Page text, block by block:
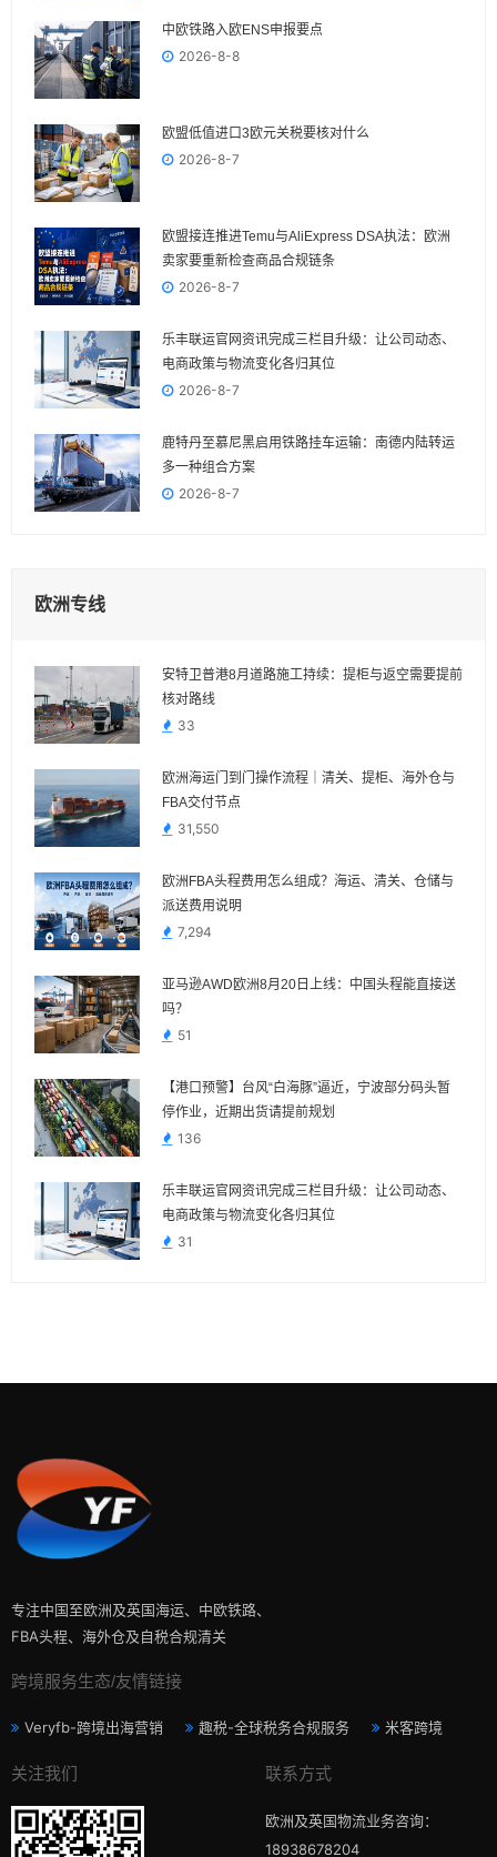
中欧铁路入欧ENS申报要点
2026-8-8
欧盟低值进口3欧元关税要核对什么
2026-8-7
欧盟接连推进Temu与AliExpress DSA执法：欧洲
卖家要重新检查商品合规链条
2026-8-7
乐丰联运官网资讯完成三栏目升级：让公司动态、
电商政策与物流变化各归其位
2026-8-7
鹿特丹至慕尼黑启用铁路挂车运输：南德内陆转运
多一种组合方案
2026-8-7
欧洲专线
安特卫普港8月道路施工持续：提柜与返空需要提前
核对路线
33
欧洲海运门到门操作流程｜清关、提柜、海外仓与
FBA交付节点
31,550
欧洲FBA头程费用怎么组成？海运、清关、仓储与
派送费用说明
7,294
亚马逊AWD欧洲8月20日上线：中国头程能直接送
吗？
51
【港口预警】台风“白海豚”逼近，宁波部分码头暂
停作业，近期出货请提前规划
136
乐丰联运官网资讯完成三栏目升级：让公司动态、
电商政策与物流变化各归其位
31
专注中国至欧洲及英国海运、中欧铁路、
FBA头程、海外仓及自税合规清关
跨境服务生态/友情链接
Veryfb-跨境出海营销 趣税-全球税务合规服务 米客跨境
关注我们 联系方式
欧洲及英国物流业务咨询：
18938678204